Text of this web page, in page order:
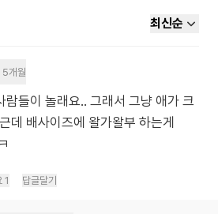
최신순
5개월
들이 놀래요.. 그래서 그냥 애가 크
데 배사이즈에 왈가왈부 하는게
1 답글달기